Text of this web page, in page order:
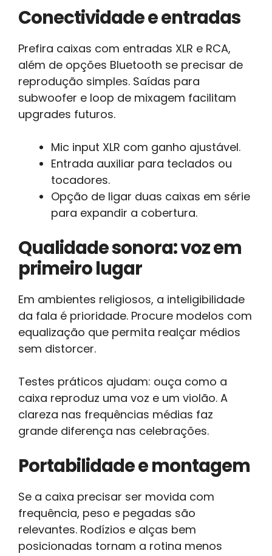
Conectividade e entradas
Prefira caixas com entradas XLR e RCA,
além de opções Bluetooth se precisar de
reprodução simples. Saídas para
subwoofer e loop de mixagem facilitam
upgrades futuros.
Mic input XLR com ganho ajustável.
Entrada auxiliar para teclados ou
tocadores.
Opção de ligar duas caixas em série
para expandir a cobertura.
Qualidade sonora: voz em
primeiro lugar
Em ambientes religiosos, a inteligibilidade
da fala é prioridade. Procure modelos com
equalização que permita realçar médios
sem distorcer.
Testes práticos ajudam: ouça como a
caixa reproduz uma voz e um violão. A
clareza nas frequências médias faz
grande diferença nas celebrações.
Portabilidade e montagem
Se a caixa precisar ser movida com
frequência, peso e pegadas são
relevantes. Rodízios e alças bem
posicionadas tornam a rotina menos